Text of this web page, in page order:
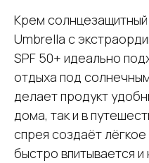
Крем
Umbrella с
SPF 50+ идеально
отдыха под
делает продукт
дома, так и в
спрея создаёт
быстро впитывается